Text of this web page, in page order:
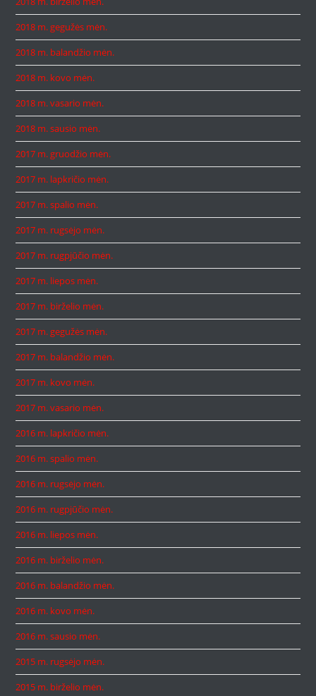
2018 m. gegužės mėn.
2018 m. balandžio mėn.
2018 m. kovo mėn.
2018 m. vasario mėn.
2018 m. sausio mėn.
2017 m. gruodžio mėn.
2017 m. lapkričio mėn.
2017 m. spalio mėn.
2017 m. rugsėjo mėn.
2017 m. rugpjūčio mėn.
2017 m. liepos mėn.
2017 m. birželio mėn.
2017 m. gegužės mėn.
2017 m. balandžio mėn.
2017 m. kovo mėn.
2017 m. vasario mėn.
2016 m. lapkričio mėn.
2016 m. spalio mėn.
2016 m. rugsėjo mėn.
2016 m. rugpjūčio mėn.
2016 m. liepos mėn.
2016 m. birželio mėn.
2016 m. balandžio mėn.
2016 m. kovo mėn.
2016 m. sausio mėn.
2015 m. rugsėjo mėn.
2015 m. birželio mėn.